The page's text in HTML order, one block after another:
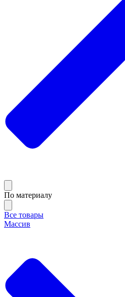
По материалу
Все товары
Массив